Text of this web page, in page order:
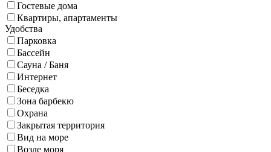
Гостевые дома
Квартиры, апартаменты
Удобства
Парковка
Бассейн
Сауна / Баня
Интернет
Беседка
Зона барбекю
Охрана
Закрытая территория
Вид на море
Возле моря